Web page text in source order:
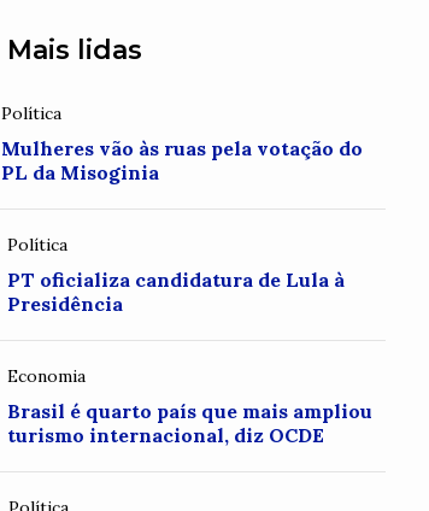
Mais lidas
Política
Mulheres vão às ruas pela votação do
PL da Misoginia
Política
PT oficializa candidatura de Lula à
Presidência
Economia
Brasil é quarto país que mais ampliou
turismo internacional, diz OCDE